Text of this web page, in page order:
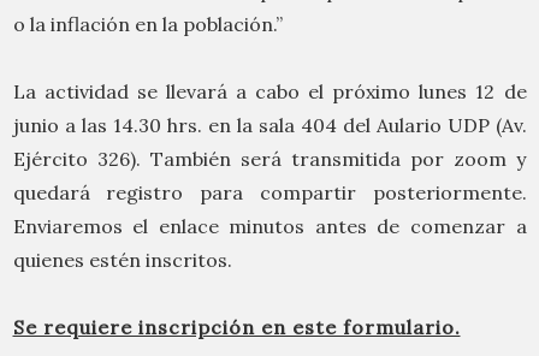
o la inflación en la población.”
La actividad se llevará a cabo el próximo lunes 12 de
junio a las 14.30 hrs. en la sala 404 del Aulario UDP (Av.
Ejército 326). También será transmitida por zoom y
quedará registro para compartir posteriormente.
Enviaremos el enlace minutos antes de comenzar a
quienes estén inscritos.
Se requiere inscripción en este formulario.